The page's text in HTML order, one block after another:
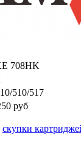
708HK
510/517
руб
скупки